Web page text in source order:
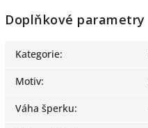
Doplňkové parametry
Kategorie:
Motiv:
Váha šperku: